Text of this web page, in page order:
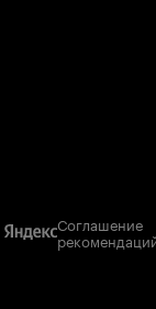
Соглашение